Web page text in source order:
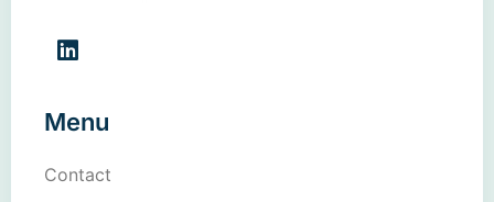
Menu
Contact